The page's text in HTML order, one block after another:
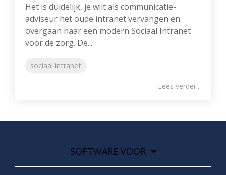
Het is duidelijk, je wilt als communicatie-
adviseur het oude intranet vervangen en
overgaan naar een modern Sociaal Intranet
voor de zorg. De...
sociaal intranet
Lees verder...
SOFTWARE VOOR